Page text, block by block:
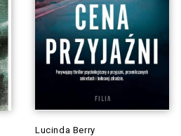
Lucinda Berry